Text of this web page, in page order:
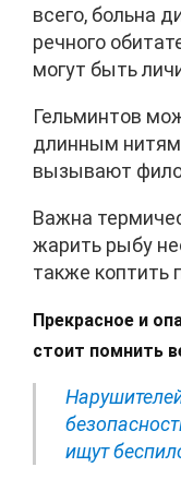
всего, больна
речного
могут быть
Гельминтов
длинным нитям
вызывают
Важна
жарить рыбу
также коптить
Прекрасное и
стоит помнить
ищут